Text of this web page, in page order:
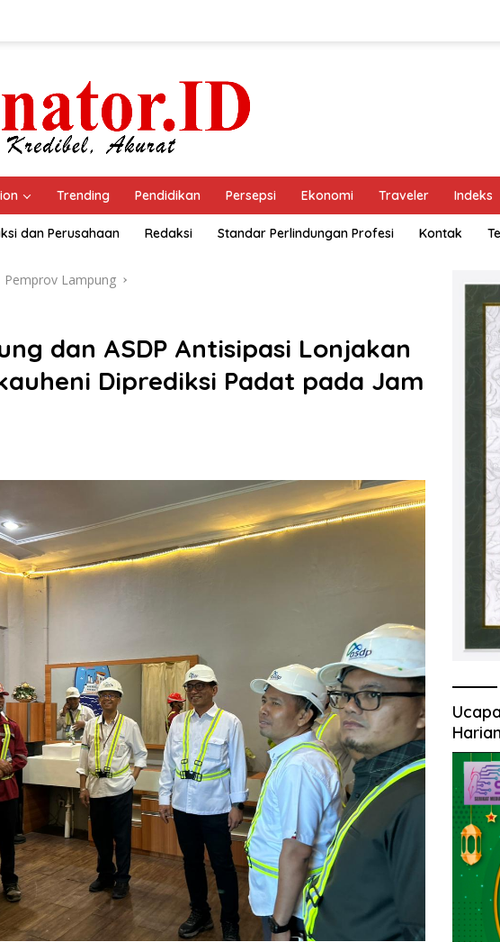
Trending Pendidikan Persepsi Ekonomi Traveler Indeks
dan Perusahaan Redaksi Standar Perlindungan Profesi Kontak
Pemprov Lampung
dan ASDP Antisipasi Lonjakan
Diprediksi Padat pada Jam